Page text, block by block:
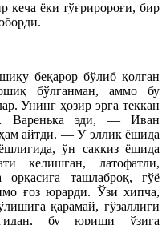
ёки тўғриророғи, бир
беқарор бўлиб қолган
бўлганман, аммо бу
Унинг ҳозир эрга теккан
эди, — Иван
айтди. — У эллик ёшида
ўн саккиз ёшида
келишган, латофатли,
ташлаброқ, гўё
ғоз юрарди. Ўзи хипча,
қарамай, гўзаллиги
бу юриши ўзига